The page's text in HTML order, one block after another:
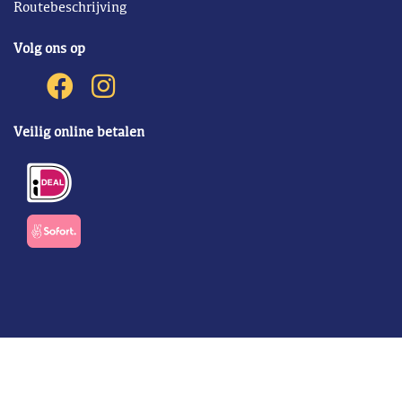
Routebeschrijving
Volg ons op
Veilig online betalen